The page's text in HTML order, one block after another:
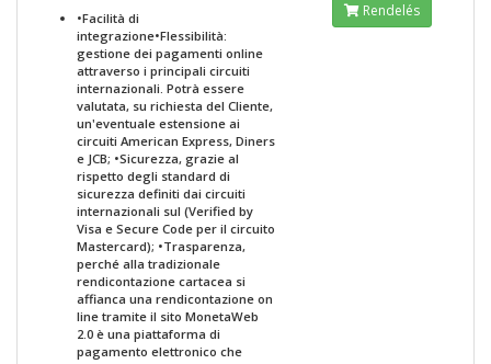
•Facilità di
integrazione•Flessibilità:
gestione dei pagamenti online
attraverso i principali circuiti
internazionali. Potrà essere
valutata, su richiesta del Cliente,
un'eventuale estensione ai
circuiti American Express, Diners
e JCB; •Sicurezza, grazie al
rispetto degli standard di
sicurezza definiti dai circuiti
internazionali sul (Verified by
Visa e Secure Code per il circuito
Mastercard); •Trasparenza,
perché alla tradizionale
rendicontazione cartacea si
affianca una rendicontazione on
line tramite il sito MonetaWeb
2.0 è una piattaforma di
pagamento elettronico che
Rendelés